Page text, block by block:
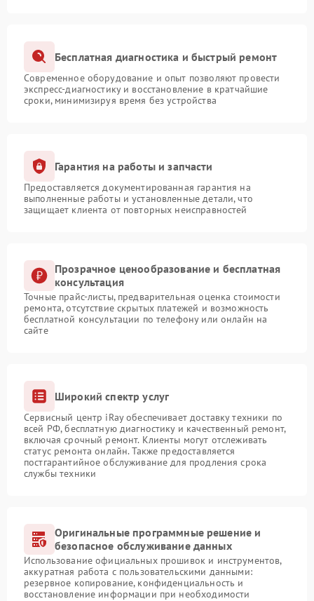
Бесплатная диагностика и быстрый ремонт
Современное оборудование и опыт позволяют провести
экспресс-диагностику и восстановление в кратчайшие
сроки, минимизируя время без устройства
Гарантия на работы и запчасти
Предоставляется документированная гарантия на
выполненные работы и установленные детали, что
защищает клиента от повторных неисправностей
Прозрачное ценообразование и бесплатная
консультация
Точные прайс-листы, предварительная оценка стоимости
ремонта, отсутствие скрытых платежей и возможность
бесплатной консультации по телефону или онлайн на
сайте
Широкий спектр услуг
Сервисный центр iRay обеспечивает доставку техники по
всей РФ, бесплатную диагностику и качественный ремонт,
включая срочный ремонт. Клиенты могут отслеживать
статус ремонта онлайн. Также предоставляется
постгарантийное обслуживание для продления срока
службы техники
Оригинальные программные решение и
безопасное обслуживание данных
Использование официальных прошивок и инструментов,
аккуратная работа с пользовательскими данными:
резервное копирование, конфиденциальность и
восстановление информации при необходимости